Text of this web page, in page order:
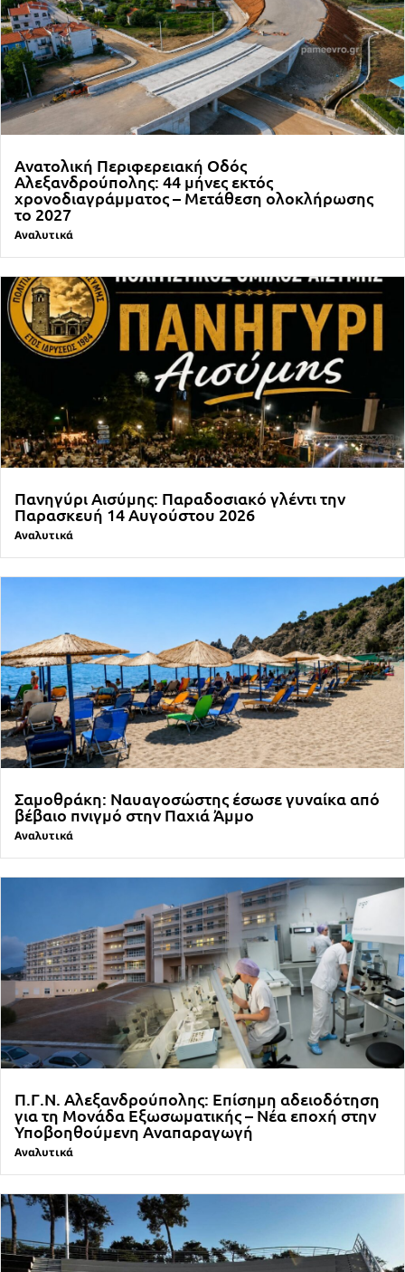
Ανατολική Περιφερειακή Οδός
Αλεξανδρούπολης: 44 μήνες εκτός
χρονοδιαγράμματος – Μετάθεση ολοκλήρωσης
το 2027
Αναλυτικά
Πανηγύρι Αισύμης: Παραδοσιακό γλέντι την
Παρασκευή 14 Αυγούστου 2026
Αναλυτικά
Σαμοθράκη: Ναυαγοσώστης έσωσε γυναίκα από
βέβαιο πνιγμό στην Παχιά Άμμο
Αναλυτικά
Π.Γ.Ν. Αλεξανδρούπολης: Επίσημη αδειοδότηση
για τη Μονάδα Εξωσωματικής – Νέα εποχή στην
Υποβοηθούμενη Αναπαραγωγή
Αναλυτικά